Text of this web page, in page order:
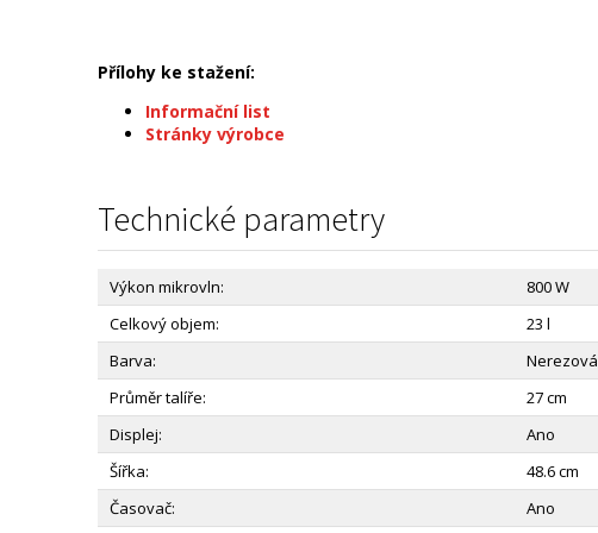
Přílohy ke stažení:
Informační list
Stránky výrobce
Technické parametry
Výkon mikrovln:
800 W
Celkový objem:
23 l
Barva:
Nerezová
Průměr talíře:
27 cm
Displej:
Ano
Šířka:
48.6 cm
Časovač:
Ano